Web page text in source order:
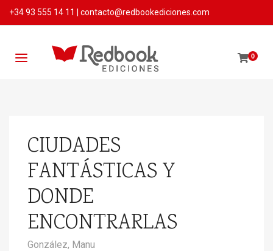
+34 93 555 14 11 contacto@redbookediciones.com
0
CIUDADES
FANTÁSTICAS Y
DONDE
ENCONTRARLAS
González, Manu